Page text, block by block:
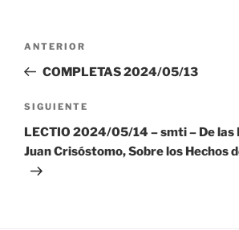
entradas
Entrada
anterior:
ANTERIOR
COMPLETAS 2024/05/13
Siguiente
entrada
SIGUIENTE
LECTIO 2024/05/14 – smti – De las
Juan Crisóstomo, Sobre los Hechos